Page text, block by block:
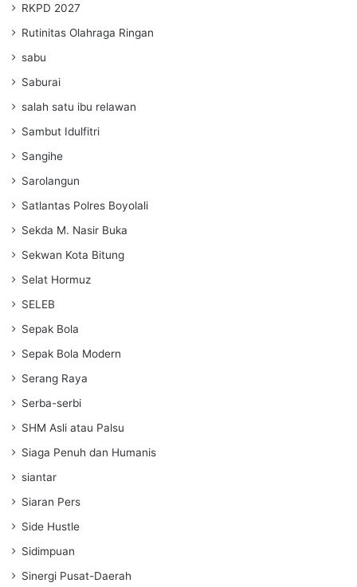
RKPD 2027
Rutinitas Olahraga Ringan
sabu
Saburai
salah satu ibu relawan
Sambut Idulfitri
Sangihe
Sarolangun
Satlantas Polres Boyolali
Sekda M. Nasir Buka
Sekwan Kota Bitung
Selat Hormuz
SELEB
Sepak Bola
Sepak Bola Modern
Serang Raya
Serba-serbi
SHM Asli atau Palsu
Siaga Penuh dan Humanis
siantar
Siaran Pers
Side Hustle
Sidimpuan
Sinergi Pusat-Daerah